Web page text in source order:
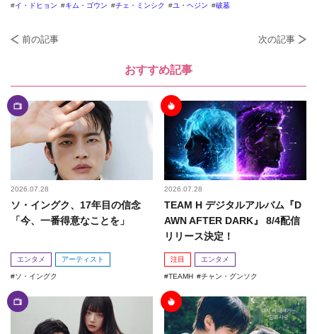
イ・ドヒョン キム・ゴウン チェ・ミンシク ユ・ヘジン 破墓
前の記事 次の記事
おすすめ記事
2026.07.28
ソ・イングク、17年目の信念
「今、一番得意なことを」
エンタメ アーティスト
ソ・イングク
2026.07.28
TEAM H デジタルアルバム『D
AWN AFTER DARK』 8/4配信
リリース決定！
注目 エンタメ
TEAMH チャン・グンソク